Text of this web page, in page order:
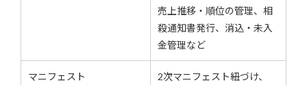
売上推移・順位の管理、相
殺通知書発行、消込・未入
金管理など
マニフェスト
2次マニフェスト紐づけ、